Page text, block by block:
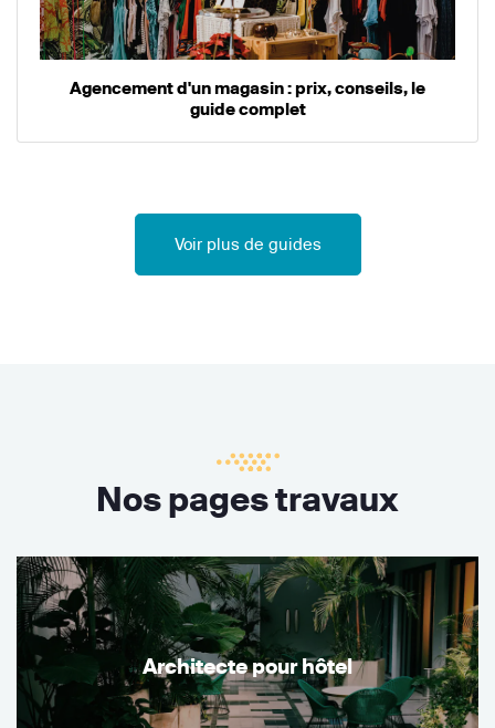
Agencement d'un magasin : prix, conseils, le
guide complet
Voir plus de guides
Nos pages travaux
Architecte pour hôtel